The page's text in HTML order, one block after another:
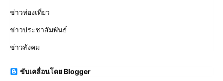
ข่าวท่องเที่ยว
ข่าวประชาสัมพันธ์
ข่าวสังคม
ขับเคลื่อนโดย Blogger